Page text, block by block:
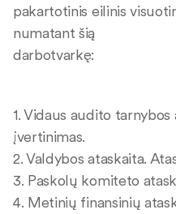
pakartotinis eilinis
numatant šią
1. Vidaus audito tarnybos
įvertinimas.
2. Valdybos ataskaita.
3. Paskolų komiteto
4. Metinių finansinių